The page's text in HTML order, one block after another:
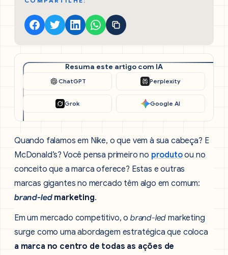
Resuma este artigo com IA
ChatGPT Perplexity
Grok Google AI
Quando falamos em Nike, o que vem à sua cabeça? E
McDonald’s? Você pensa primeiro no produtoou no
conceito que a marca oferece? Estas e outras
marcas gigantes no mercado têm algo em comum:
brand-led marketing.
Em um mercado competitivo, o brand-led marketing
surge como uma abordagem estratégica que coloca
a marca no centro de todas as ações de